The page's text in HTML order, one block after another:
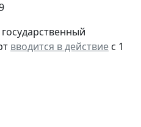
вводится в действие с 1